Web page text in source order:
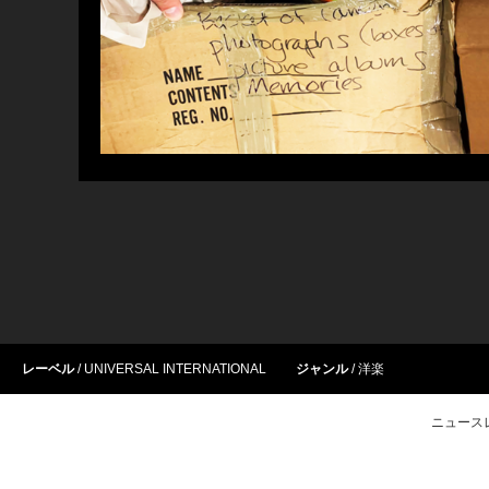
レーベル UNIVERSAL INTERNATIONAL ジャンル 洋楽
ニュース